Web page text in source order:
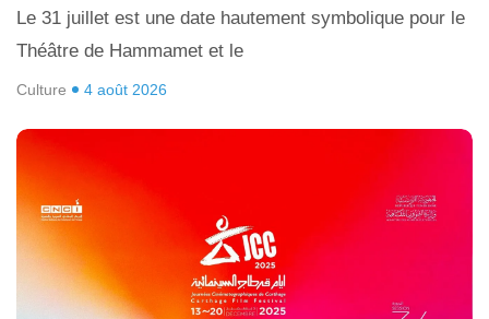
Le 31 juillet est une date hautement symbolique pour le
Théâtre de Hammamet et le
Culture 4 août 2026